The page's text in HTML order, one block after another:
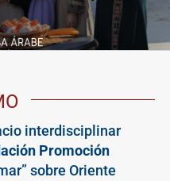
interdisciplinar
Promoción
sobre Oriente